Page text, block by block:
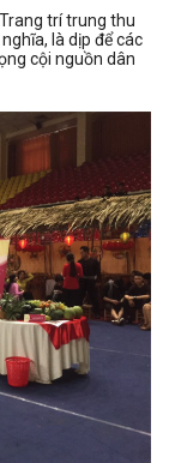
trí trung thu
là dịp để các
cội nguồn dân